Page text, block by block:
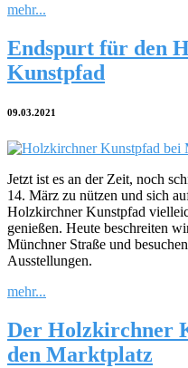
mehr...
Endspurt für den
Kunstpfad
09.03.2021
Jetzt ist es an der Zeit, noch
14. März zu nützen und sich
Holzkirchner Kunstpfad
genießen. Heute beschreiten
Münchner Straße und
Ausstellungen.
mehr...
Der Holzkirchner
den Marktplatz